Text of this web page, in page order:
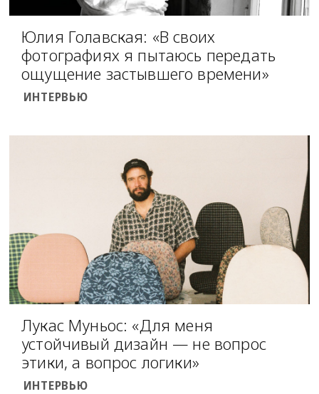
Юлия Голавская: «В своих
фотографиях я пытаюсь передать
ощущение застывшего времени»
ИНТЕРВЬЮ
Лукас Муньос: «Для меня
устойчивый дизайн — не вопрос
этики, а вопрос логики»
ИНТЕРВЬЮ